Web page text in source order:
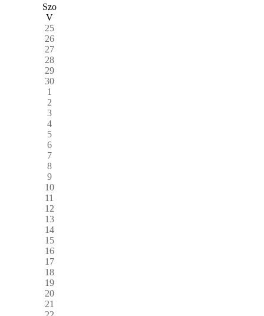
Szo
V
25
26
27
28
29
30
1
2
3
4
5
6
7
8
9
10
11
12
13
14
15
16
17
18
19
20
21